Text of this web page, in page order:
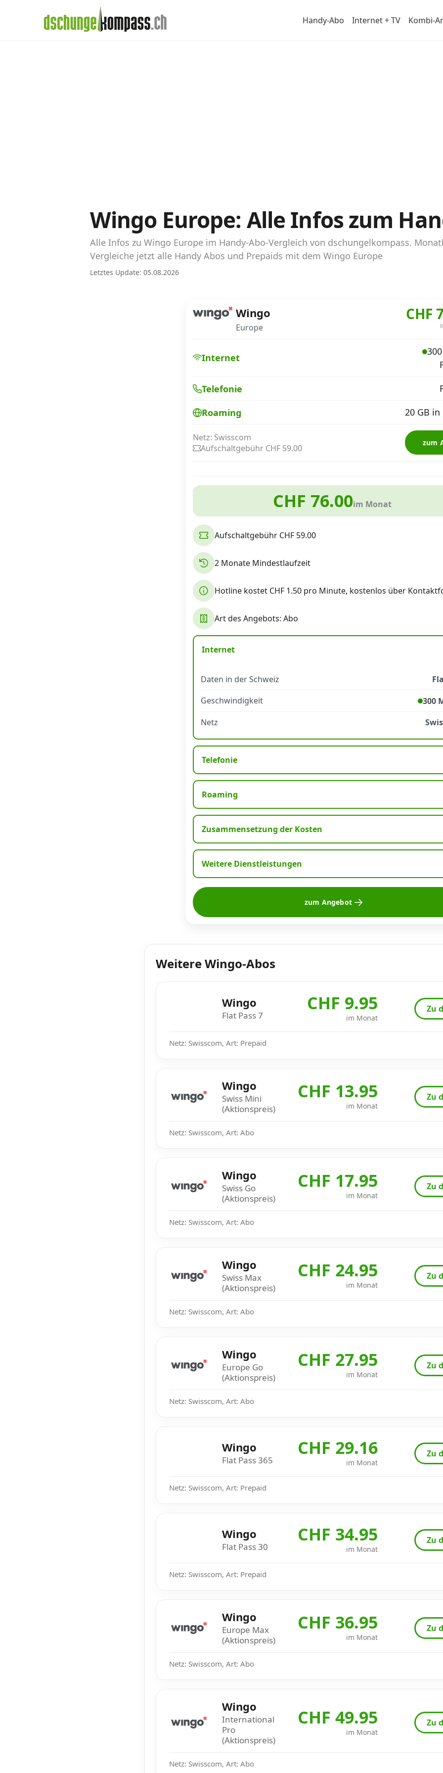
Handy-Abo Internet + TV Kombi-
Daten-Abos vergleichen
Abos für Tablets, Hotspots und Smart
Tarifrechner Handy-Abo
Der gute alte Tarifrechner im neuen Design
Handy-Abo kündigen oder wechseln
Wingo Europe: Alle Infos zum
Alle Infos zu Wingo Europe im Handy-Abo-Vergleich von dschungelkompass.
Vergleiche jetzt alle Handy Abos und Prepaids mit dem Wingo Europe
Letztes Update: 05.08.2026
Wingo
Europe
CHF
Internet
Telefonie
Roaming 20 GB in
Netz: Swisscom
Aufschaltgebühr CHF 59.00
zum
CHF 76.00im Monat
Aufschaltgebühr CHF 59.00
2 Monate Mindestlaufzeit
Hotline kostet CHF 1.50 pro Minute, kostenlos über
Art des Angebots: Abo
Internet
Daten in der Schweiz
Geschwindigkeit
300
Netz
Telefonie
Roaming
Zusammensetzung der Kosten
Weitere Dienstleistungen
zum Angebot
Weitere Wingo-Abos
Wingo
Flat Pass 7
CHF 9.95
im Monat
Zu
Netz: Swisscom, Art: Prepaid
Wingo
Swiss Mini
(Aktionspreis)
CHF 13.95
im Monat
Zu
Netz: Swisscom, Art: Abo
Wingo
Swiss Go
(Aktionspreis)
CHF 17.95
im Monat
Zu
Netz: Swisscom, Art: Abo
Wingo
Swiss Max
(Aktionspreis)
CHF 24.95
im Monat
Zu
Netz: Swisscom, Art: Abo
Wingo
Europe Go
(Aktionspreis)
CHF 27.95
im Monat
Zu
Netz: Swisscom, Art: Abo
Wingo
Flat Pass 365
CHF 29.16
im Monat
Zu
Netz: Swisscom, Art: Prepaid
Wingo
Flat Pass 30
CHF 34.95
im Monat
Zu
Netz: Swisscom, Art: Prepaid
Wingo
Europe Max
(Aktionspreis)
CHF 36.95
im Monat
Zu
Netz: Swisscom, Art: Abo
Wingo
International
Pro
(Aktionspreis)
CHF 49.95
im Monat
Zu
Netz: Swisscom, Art: Abo